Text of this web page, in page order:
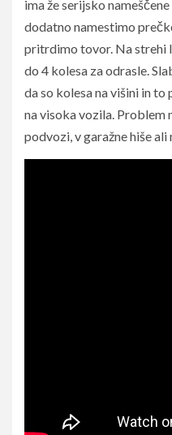
ima že serijsko
dodatno namestimo
pritrdimo tovor. Na strehi
do 4 kolesa za odrasle.
da so kolesa na višini in
na visoka vozila. Problem
podvozi, v garažne hiše ali